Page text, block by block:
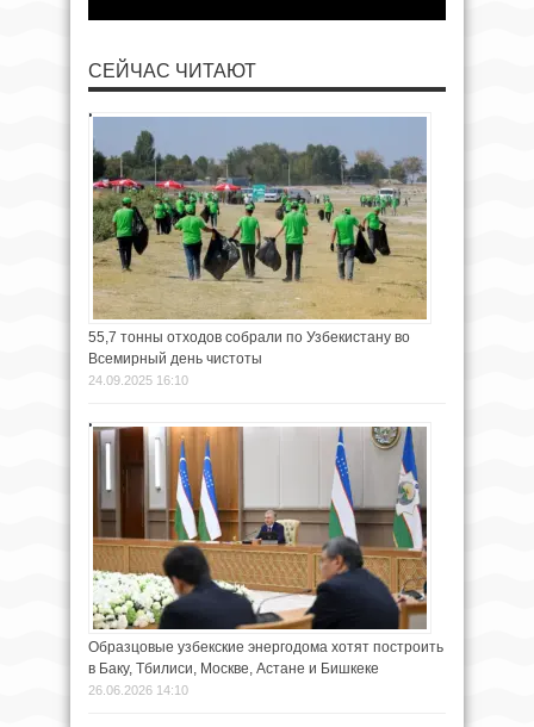
СЕЙЧАС ЧИТАЮТ
55,7 тонны отходов собрали по Узбекистану во
Всемирный день чистоты
24.09.2025 16:10
Образцовые узбекские энергодома хотят построить
в Баку, Тбилиси, Москве, Астане и Бишкеке
26.06.2026 14:10